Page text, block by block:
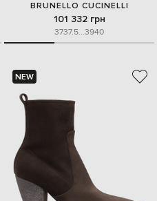
BRUNELLO CUCINELLI
101 332 грн
3737.5...3940
NEW